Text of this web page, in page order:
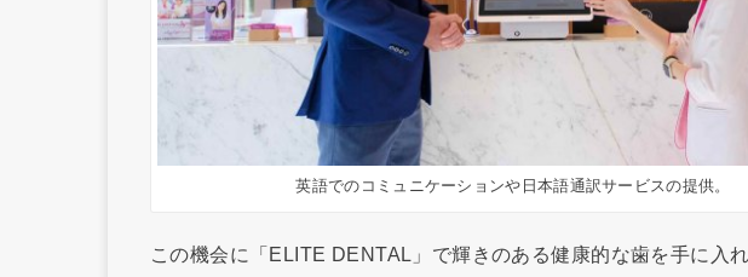
英語でのコミュニケーションや日本語通訳サービスの提供。
この機会に「ELITE DENTAL」で輝きのある健康的な歯を手に入れ